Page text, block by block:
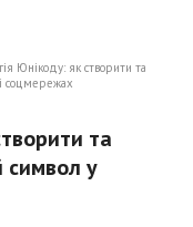
Юнікоду: як створити та
соцмережах
та
символ у